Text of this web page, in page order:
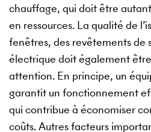
chauffage, qui doit être
en ressources. La qualité de
fenêtres, des revêtements de
électrique doit également
attention. En principe, un
garantit un fonctionnement
qui contribue à économiser
coûts. Autres facteurs